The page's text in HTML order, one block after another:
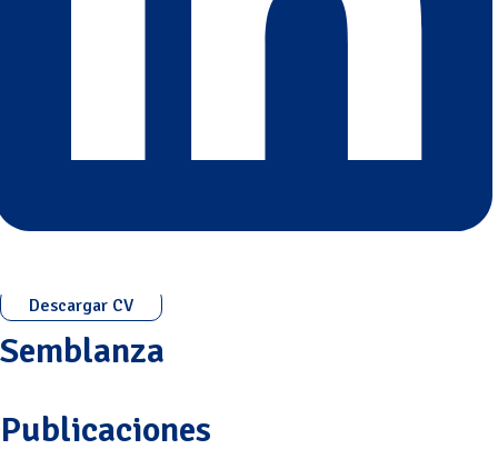
Descargar CV
Semblanza
Publicaciones